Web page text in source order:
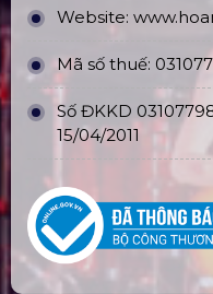
Website:
Mã số thuế:
Số ĐKKD
15/04/2011